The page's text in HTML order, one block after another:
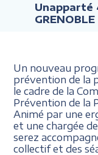
Unapparté
GRENOBLE
Un nouveau
prévention de la
le cadre de la
Prévention de la
Animé par une
et une chargée
serez
collectif et des